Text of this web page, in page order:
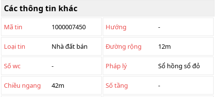
Các thông tin khác
Mã tin 1000007450 Hướng -
Loại tin Nhà đất bán Đường rộng 12m
Số wc - Pháp lý Sổ hồng sổ đỏ
Chiều ngang 42m Số tầng -